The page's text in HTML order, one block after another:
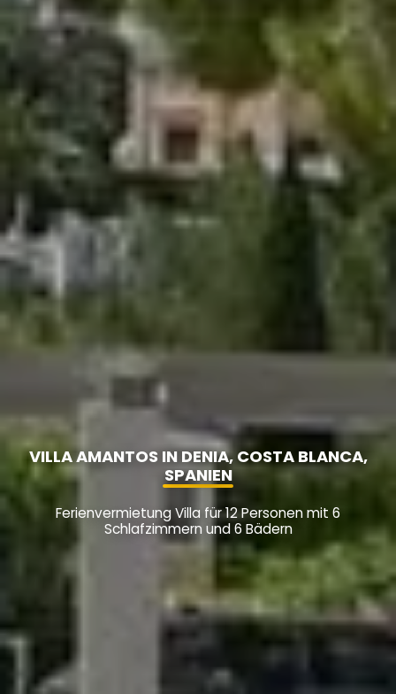
VILLA AMANTOS IN DENIA, COSTA BLANCA,
SPANIEN
Ferienvermietung Villa für 12 Personen mit 6
Schlafzimmern und 6 Bädern